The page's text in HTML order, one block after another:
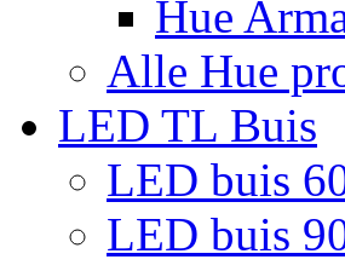
Hue
Alle Hue
LED TL Buis
LED buis
LED buis